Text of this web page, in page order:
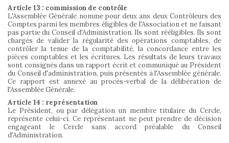
Article 13 : commission de contrôle
L'Assemblée Générale nomme pour deux ans deux Contrôleurs des
Comptes parmi les membres éligibles de l'Association et ne faisant
pas partie du Conseil d'Administration. Ils sont rééligibles. Ils sont
chargés de valider la régularité des opérations comptables, de
contrôler la tenue de la comptabilité, la concordance entre les
pièces comptables et les écritures. Les résultats de leurs travaux
sont consignés dans un rapport écrit et communiqué au Président
du Conseil d'administration, puis présentés à l'Assemblée générale.
Ce rapport est annexé au procès-verbal de la délibération de
l'Assemblée Générale.
Article 14 : représentation
Le Président, ou par délégation un membre titulaire du Cercle,
représente celui-ci. Ce représentant ne peut prendre de décision
engageant le Cercle sans accord préalable du Conseil
d'Administration.